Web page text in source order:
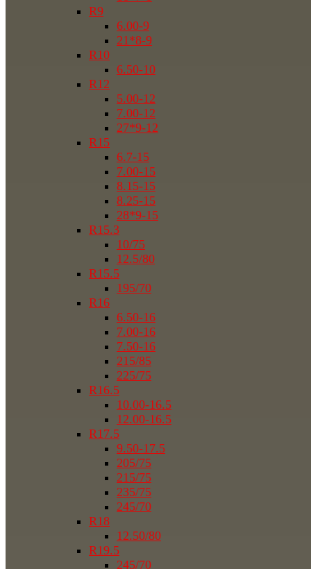
R9
6.00-9
21*8-9
R10
6.50-10
R12
5.00-12
7.00-12
27*9-12
R15
6.7-15
7.00-15
8.15-15
8.25-15
28*9-15
R15.3
10/75
12.5/80
R15.5
195/70
R16
6.50-16
7.00-16
7.50-16
215/85
225/75
R16.5
10.00-16.5
12.00-16.5
R17.5
9.50-17.5
205/75
215/75
235/75
245/70
R18
12.50/80
R19.5
245/70